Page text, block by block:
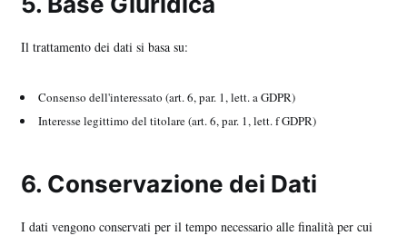
Il trattamento dei dati si basa su:
Consenso dell'interessato (art. 6, par. 1, lett. a GDPR)
Interesse legittimo del titolare (art. 6, par. 1, lett. f GDPR)
6. Conservazione dei Dati
I dati vengono conservati per il tempo necessario alle finalità per cui